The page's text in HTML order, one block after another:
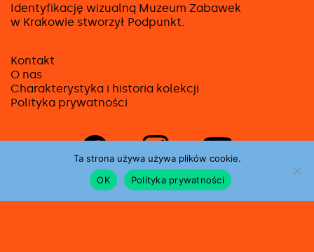
Identyfikację wizualną Muzeum Zabawek
w Krakowie stworzył Podpunkt
Kontakt
O nas
Charakterystyka i historia kolekcji
Polityka prywatności
Strona
na
facebooku
Strona
na
instagramie
Strona
na
youtube
Dofinansowano ze środków Ministerstwa
Kultury, Dziedzictwa Narodowego i Sportu
Ta strona używa używa plików cookie.
OK
Polityka prywatności